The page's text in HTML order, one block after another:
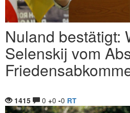
Nuland bestätigt:
Selenskij vom
1415 0 +0 -0 RT